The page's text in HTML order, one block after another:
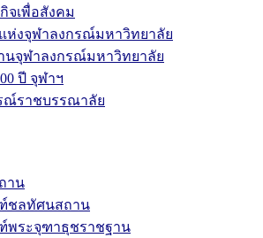
จเพื่อสังคม
ห่งจุฬาลงกรณ์มหาวิทยาลัย
นจุฬาลงกรณ์มหาวิทยาลัย
ปี จุฬาฯ
ณ์ราชบรรณาลัย
าน
ลทัศนสถาน
ระจุฑาธุชราชฐาน